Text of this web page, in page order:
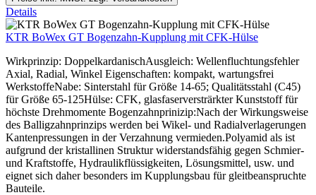
Details
KTR BoWex GT Bogenzahn-Kupplung mit CFK-Hülse
Wirkprinzip: DoppelkardanischAusgleich: Wellenfluchtungsfehler
Axial, Radial, Winkel Eigenschaften: kompakt, wartungsfrei
WerkstoffeNabe: Sinterstahl für Größe 14-65; Qualitätsstahl (C45)
für Größe 65-125Hülse: CFK, glasfaserversträrkter Kunststoff für
höchste Drehmomente Bogenzahnprinizip:Nach der Wirkungsweise
des Balligzahnprinzips werden bei Wikel- und Radialverlagerungen
Kantenpressungen in der Verzahnung vermieden.Polyamid als ist
aufgrund der kristallinen Struktur widerstandsfähig gegen Schmier-
und Kraftstoffe, Hydraulikflüssigkeiten, Lösungsmittel, usw. und
eignet sich daher besonders im Kupplungsbau für gleitbeanspruchte
Bauteile.